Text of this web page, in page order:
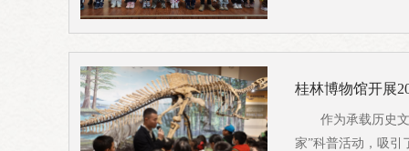
桂林博物馆开展
作为承载历史
家”科普活动，吸引